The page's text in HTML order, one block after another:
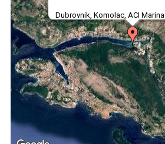
Dubrovnik, Komolac, ACI Marina